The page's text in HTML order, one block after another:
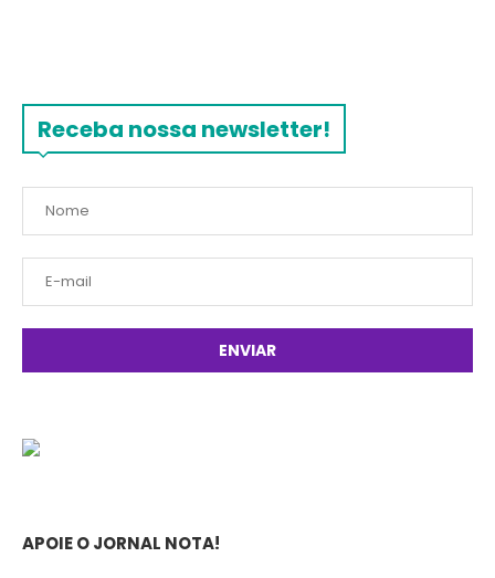
Receba nossa newsletter!
APOIE O JORNAL NOTA!